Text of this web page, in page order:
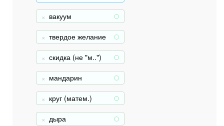
вакуум +
твердое желание
(не "х..")
+
скидка (не "м..") +
мандарин +
круг (матем.) +
дыра +